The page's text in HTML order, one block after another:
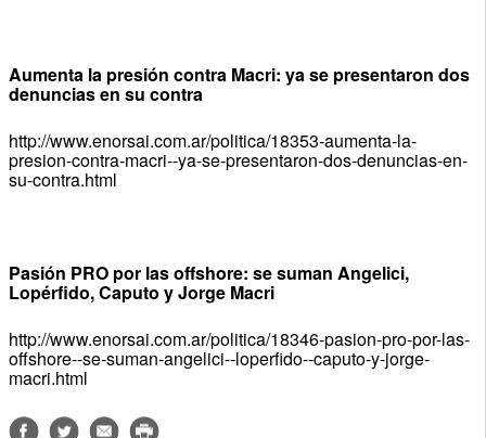
Aumenta la presión contra Macri: ya se presentaron dos
denuncias en su contra
http://www.enorsai.com.ar/politica/18353-aumenta-la-
presion-contra-macri--ya-se-presentaron-dos-denuncias-en-
su-contra.html
Pasión PRO por las offshore: se suman Angelici,
Lopérfido, Caputo y Jorge Macri
http://www.enorsai.com.ar/politica/18346-pasion-pro-por-las-
offshore--se-suman-angelici--loperfido--caputo-y-jorge-
macri.html